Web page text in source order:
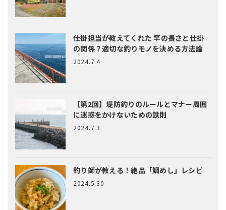
仕掛担当が教えてくれた竿の長さと仕掛
の関係？適切な釣りモノを決める方法論
2024.7.4
【第2回】堤防釣りのルールとマナー周囲
に迷惑をかけないための鉄則
2024.7.3
釣り師が教える！絶品「鯛めし」レシピ
2024.5.30